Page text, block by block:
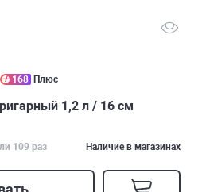
168 Плюс
1,2 л / 16 см
109 раз Наличие в магазинах